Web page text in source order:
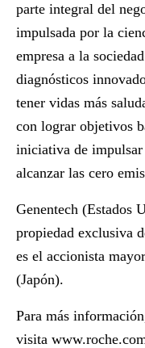
parte integral del
impulsada por la
empresa a la
diagnósticos
tener vidas más
con lograr objetivos
iniciativa de impulsar
alcanzar las cero
Genentech (Estados
propiedad exclusiva
es el accionista
(Japón).
Para más
visita